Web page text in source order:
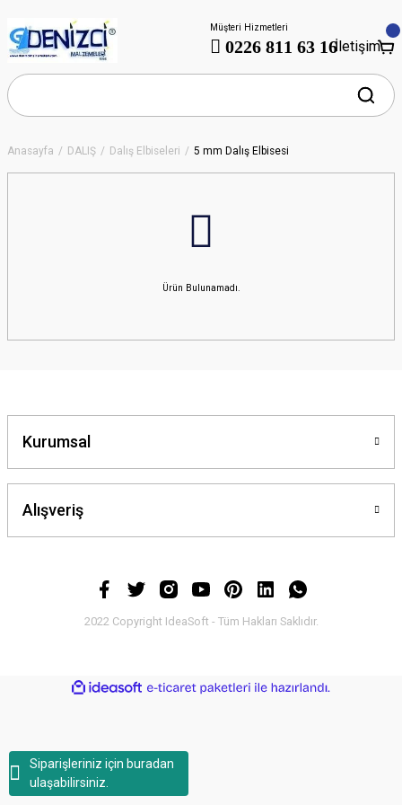
Siparişleriniz için buradan
ulaşabilirsiniz.
Müşteri Hizmetleri
0226 811 63 16İletişim
Anasayfa DALIŞ Dalış Elbiseleri 5 mm Dalış Elbisesi
Ürün Bulunamadı.
Kurumsal
Alışveriş
2022 Copyright IdeaSoft - Tüm Hakları Saklıdır.
ideasoft
e-